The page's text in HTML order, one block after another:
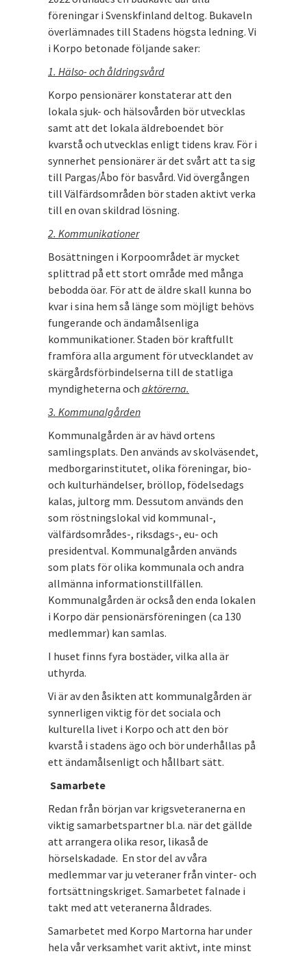
föreningar i Svenskfinland deltog. Bukaveln
överlämnades till Stadens högsta ledning. Vi
i Korpo betonade följande saker:
1. Hälso- och åldringsvård
Korpo pensionärer konstaterar att den
lokala sjuk- och hälsovården bör utvecklas
samt att det lokala äldreboendet bör
kvarstå och utvecklas enligt tidens krav. För i
synnerhet pensionärer är det svårt att ta sig
till Pargas/Åbo för basvård. Vid övergången
till Välfärdsområden bör staden aktivt verka
till en ovan skildrad lösning.
2. Kommunikationer
Bosättningen i Korpoområdet är mycket
splittrad på ett stort område med många
bebodda öar. För att de äldre skall kunna bo
kvar i sina hem så länge som möjligt behövs
fungerande och ändamålsenliga
kommunikationer. Staden bör kraftfullt
framföra alla argument för utvecklandet av
skärgårdsförbindelserna till de statliga
myndigheterna och aktörerna.
3. Kommunalgården
Kommunalgården är av hävd ortens
samlingsplats. Den används av skolväsendet,
medborgarinstitutet, olika föreningar, bio-
och kulturhändelser, bröllop, födelsedags
kalas, jultorg mm. Dessutom används den
som röstningslokal vid kommunal-,
välfärdsområdes-, riksdags-, eu- och
presidentval. Kommunalgården används
som plats för olika kommunala och andra
allmänna informationstillfällen.
Kommunalgården är också den enda lokalen
i Korpo där pensionärsföreningen (ca 130
medlemmar) kan samlas.
I huset finns fyra bostäder, vilka alla är
uthyrda.
Vi är av den åsikten att kommunalgården är
synnerligen viktig för det sociala och
kulturella livet i Korpo och att den bör
kvarstå i stadens ägo och bör underhållas på
ett ändamålsenligt och hållbart sätt.
Samarbete
Redan från början var krigsveteranerna en
viktig samarbetspartner bl.a. när det gällde
att arrangera olika resor, likaså de
hörselskadade. En stor del av våra
medlemmar var ju veteraner från vinter- och
fortsättningskriget. Samarbetet falnade i
takt med att veteranerna åldrades.
Samarbetet med Korpo Martorna har under
hela vår verksamhet varit aktivt, inte minst